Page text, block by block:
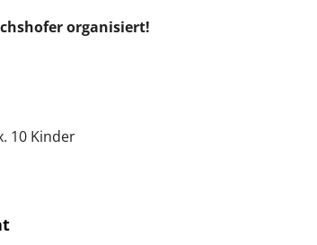
organisiert!
10 Kinder